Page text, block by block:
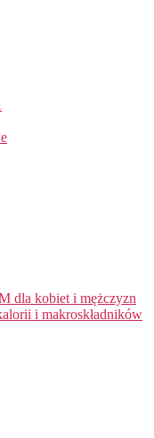
dla kobiet i mężczyzn
i makroskładników